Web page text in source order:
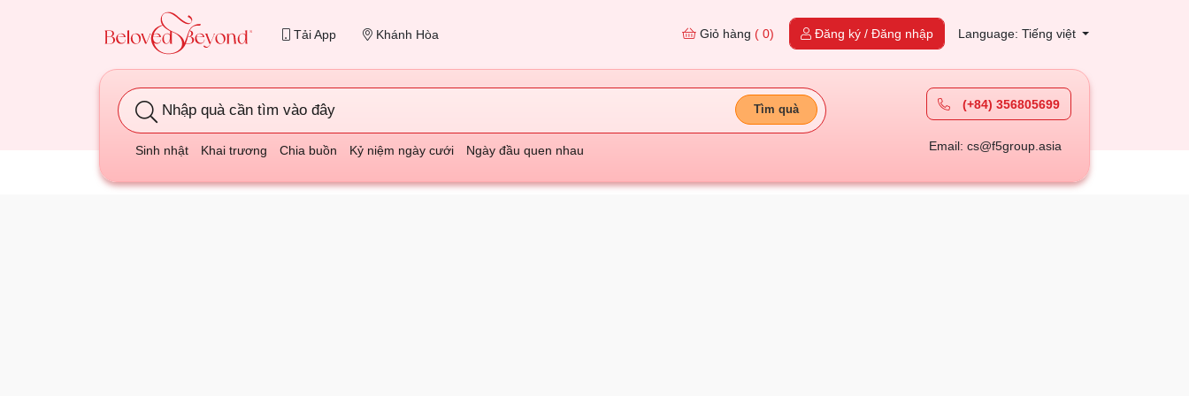
Tải App Khánh Hòa Giỏ hàng ( 0) Đăng ký / Đăng nhập Language: Tiếng việt
Nhập quà cần tìm vào đây Tìm quà
Sinh nhật Khai trương Chia buồn Kỷ niệm ngày cưới Ngày đầu quen nhau
(+84) 356805699
Email: cs@f5group.asia